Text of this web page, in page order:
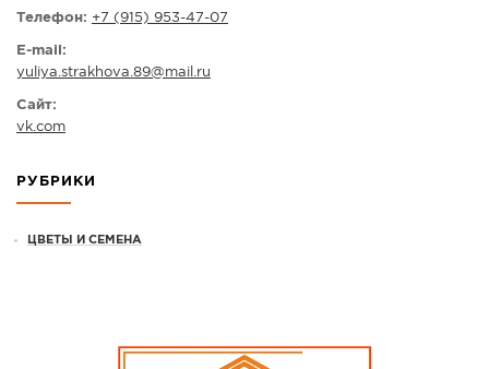
ПРЕДЛОЖИТЬ НОВОСТЬ
Телефон: +7 (915) 953-47-07
E-mail:
yuliya.strakhova.89@mail.ru
Сайт:
vk.com
РУБРИКИ
ЦВЕТЫ И СЕМЕНА